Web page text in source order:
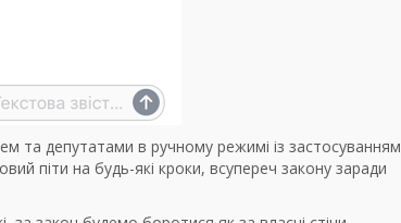
та депутатами в ручному режимі із застосуванням
піти на будь-які кроки, всупереч закону заради